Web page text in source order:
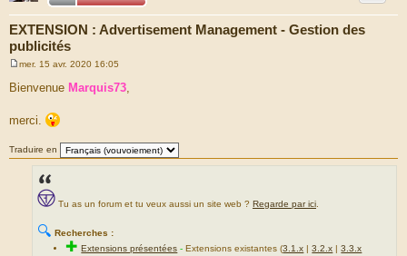
EXTENSION : Advertisement Management - Gestion des
publicités
s
g
mer. 15 avr. 2020 16:05
Bienvenue Marquis73
merci.
Traduire en
Tu as un forum et tu veux aussi un site web ? Regarde par ici
🔍 Recherches :
✚Extensions présentées -Extensions existantes (3.1.x |3.2.x |3.3.x